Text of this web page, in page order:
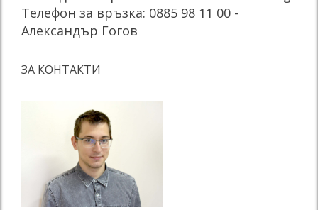
Телефон за връзка: 0885 98 11 00 -
Александър Гогов
ЗА КОНТАКТИ